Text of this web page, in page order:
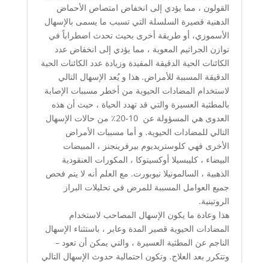
القولون ، مما يؤدي إلى انخفاض امتصاص الأحماض
الدهنية قصيرة السلسلة التي تسبب ما يسمى بالإسهال
الأسموزي، أو طريقة أخرى بحيث تحدث اضطراباً في
توازن الجراثيم المعوية ، مما يؤدي إلى انخفاض عدد
الكائنات الحية الدقيقة المفيدة وزيادة عدد الكائنات الحية
الدقيقة المسببة للأمراض. هذا و يُعد الإسهال التالي
لاستخدام المضادات الحيوية من أخطر مسببات الإصابة
بالمطثية العسيرة والتي قد تهدد الحياة ، حيث أن هذه
العدوى هي المسؤولة عن 10-20٪ من حالات الإسهال
التالي للمضادات الحيوية. و أما مسببات الأمراض
الأخرى فهي كلوستريديوم بيرفرينجنز ، المبيضات
البيضاء ، كليبسيلا أوكسيتوكا ، المكورات العنقودية
الذهبية ، السالمونيلا نيوبورت. مع العلم أنه لا يتم فحص
جميع العوامل المسببة للمرض في تحليلات البراز
الروتينية.
هذا وعادة ما يكون الإسهال المصاحب لاستخدام
المضادات الحيوية قصير المدة وعابر ، باستثناء الإسهال
الناجم عن المطثية العسيرة ، والتي يمكن أن تعود –
وتتكرر بعد العلاج. وتكون احتمالية حدوث الإسهال التالي